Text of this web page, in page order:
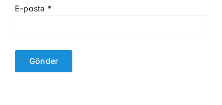
E-posta *